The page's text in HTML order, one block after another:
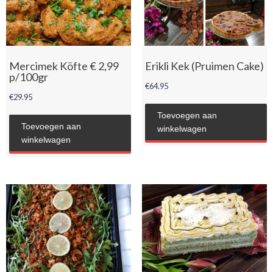
Mercimek Köfte € 2,99
p/100gr
€29.95
Toevoegen aan
winkelwagen
Erikli Kek (Pruimen Cake)
€64.95
Toevoegen aan
winkelwagen